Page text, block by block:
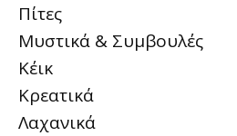
Πίτες
Μυστικά & Συμβουλές
Κέικ
Κρεατικά
Λαχανικά